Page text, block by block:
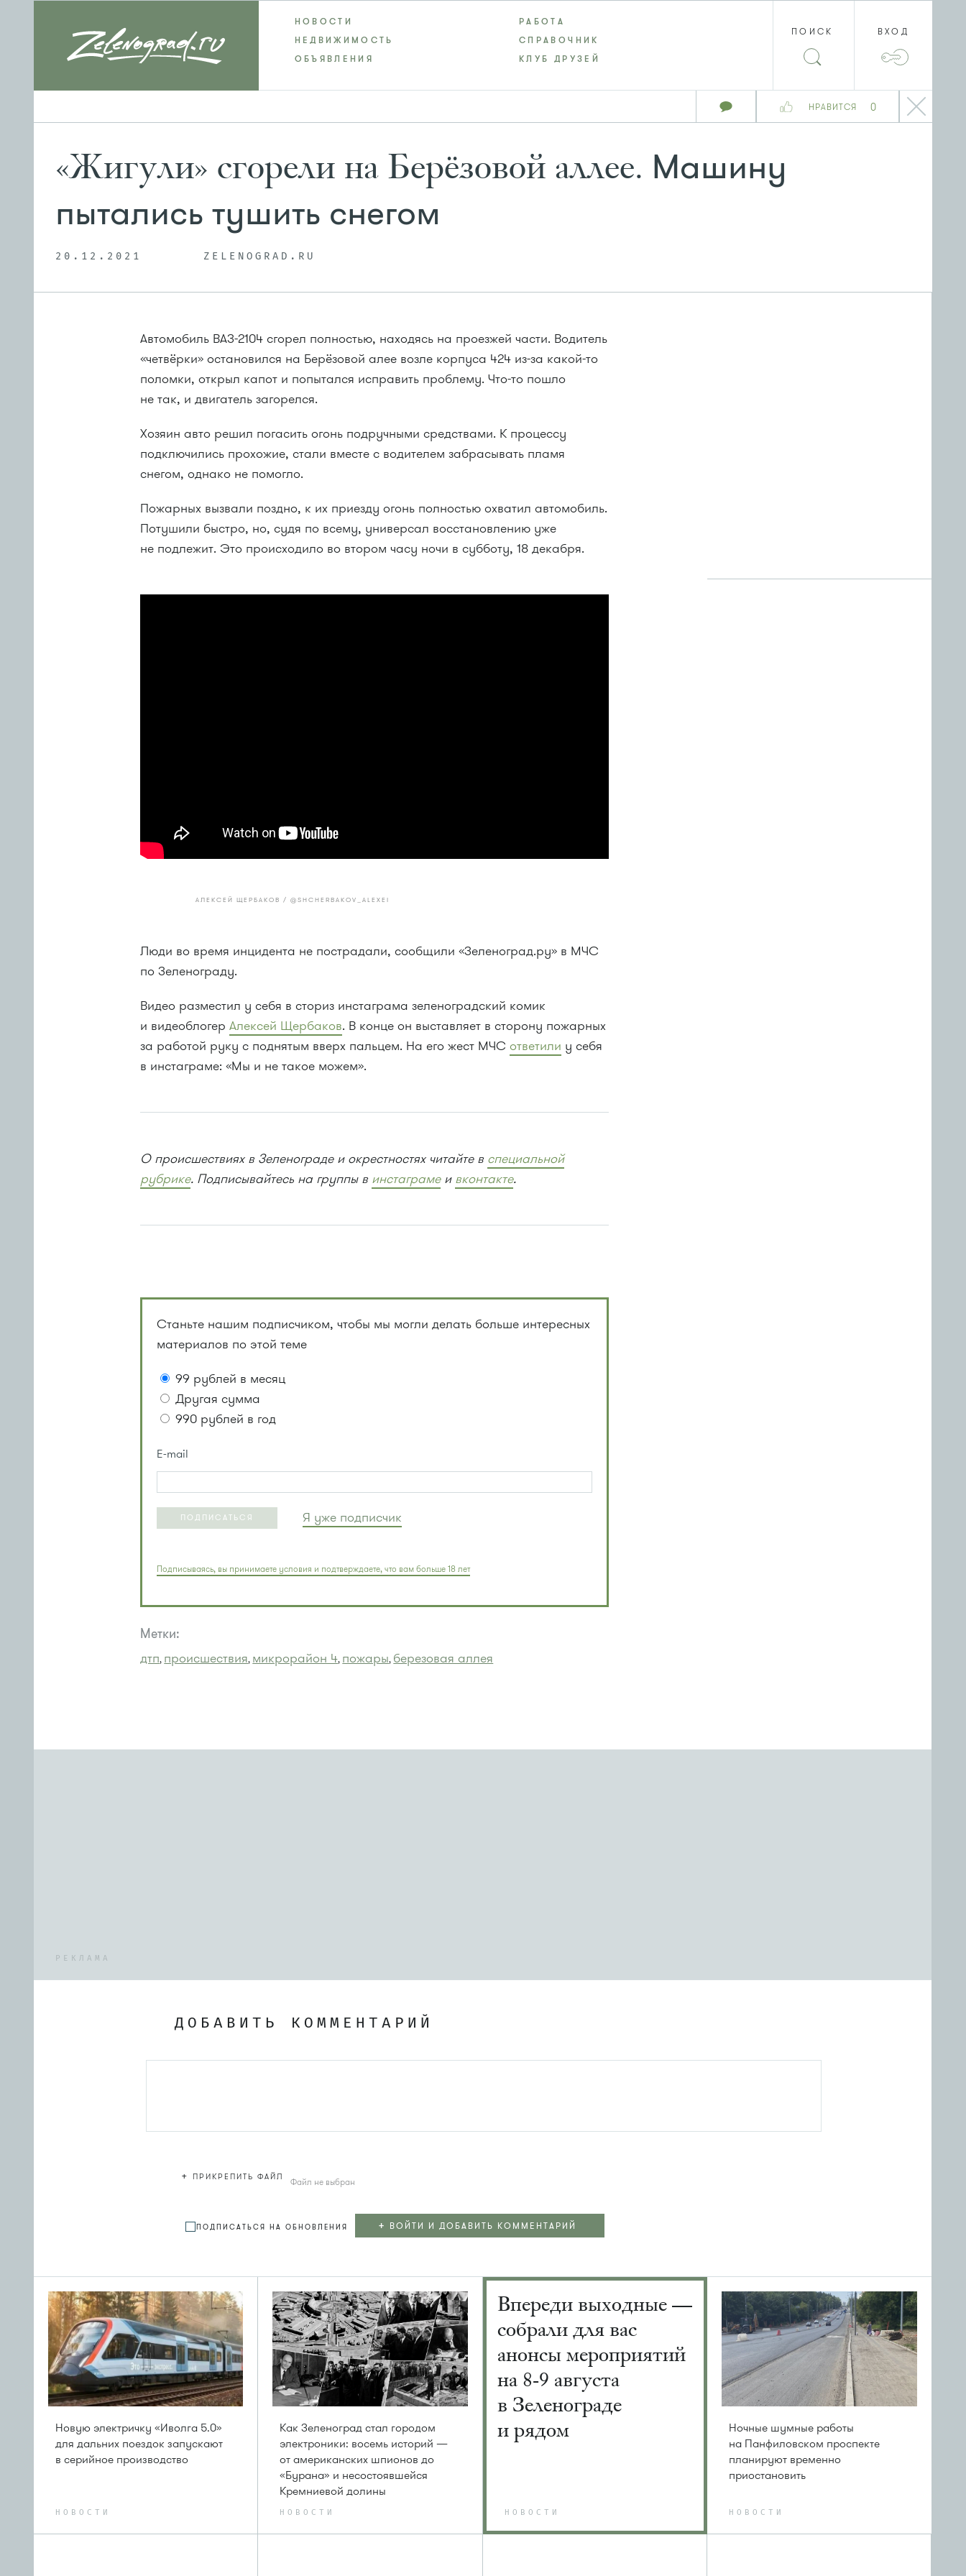
НРАВИТСЯ 0
НОВОСТИ
РАБОТА
НЕДВИЖИМОСТЬ
СПРАВОЧНИК
ОБЪЯВЛЕНИЯ
КЛУБ ДРУЗЕЙ
ПОИСК ВХОД
«Жигули» сгорели на Берёзовой аллее. Машину
пытались тушить снегом
20.12.2021 ZELENOGRAD.RU
Автомобиль ВАЗ-2104 сгорел полностью, находясь на проезжей части. Водитель
«четвёрки» остановился на Берёзовой алее возле корпуса 424 из-за какой-то
поломки, открыл капот и попытался исправить проблему. Что-то пошло
не так, и двигатель загорелся.
Хозяин авто решил погасить огонь подручными средствами. К процессу
подключились прохожие, стали вместе с водителем забрасывать пламя
снегом, однако не помогло.
Пожарных вызвали поздно, к их приезду огонь полностью охватил автомобиль.
Потушили быстро, но, судя по всему, универсал восстановлению уже
не подлежит. Это происходило во втором часу ночи в субботу, 18 декабря.
АЛЕКСЕЙ ЩЕРБАКОВ / @SHCHERBAKOV_ALEXEI
Люди во время инцидента не пострадали, сообщили «Зеленоград.ру» в МЧС
по Зеленограду.
Видео разместил у себя в сториз инстаграма зеленоградский комик
и видеоблогерАлексей Щербаков. В конце он выставляет в сторону пожарных
за работой руку с поднятым вверх пальцем. На его жест МЧСответили у себя
в инстаграме: «Мы и не такое можем».
О происшествиях в Зеленограде и окрестностях читайте в специальной
рубрике. Подписывайтесь на группы в инстаграмеи вконтакте.
Станьте нашим подписчиком, чтобы мы могли делать больше интересных
материалов по этой теме
99 рублей в месяц
Другая сумма
990 рублей в год
E-mail
ПОДПИСАТЬСЯ Я уже подписчик
Подписываясь, вы принимаете условия и подтверждаете, что вам больше 18 лет
Метки:
дтп, происшествия, микрорайон 4, пожары, березовая аллея
РЕКЛАМА
ДОБАВИТЬ КОММЕНТАРИЙ
+ ПРИКРЕПИТЬ ФАЙЛ Файл не выбран
ПОДПИСАТЬСЯ НА ОБНОВЛЕНИЯ + ВОЙТИ И ДОБАВИТЬ КОММЕНТАРИЙ
Новую электричку «Иволга 5.0»
для дальних поездок запускают
в серийное производство
НОВОСТИ
Как Зеленоград стал городом
электроники: восемь историй —
от американских шпионов до
«Бурана» и несостоявшейся
Кремниевой долины
НОВОСТИ
Впереди выходные —
собрали для вас
анонсы мероприятий
на 8-9 августа
в Зеленограде
и рядом
НОВОСТИ
Ночные шумные работы
на Панфиловском проспекте
планируют временно
приостановить
НОВОСТИ